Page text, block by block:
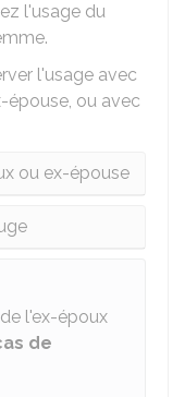
l'usage du
l'usage avec
ou avec
ou ex-épouse
l'ex-époux
de